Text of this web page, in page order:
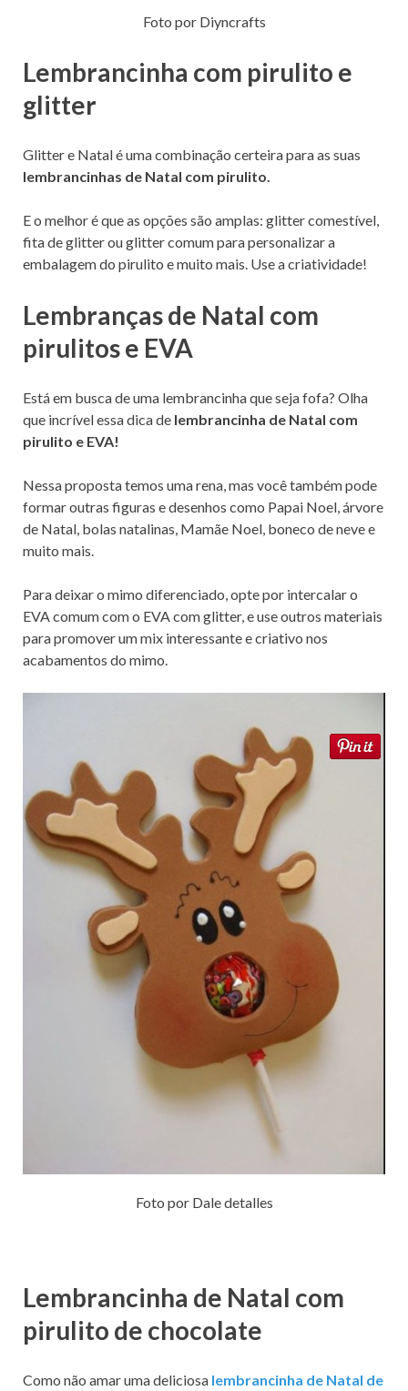
Foto por Diyncrafts
Lembrancinha com pirulito e
glitter
Glitter e Natal é uma combinação certeira para as suas
lembrancinhas de Natal com pirulito.
E o melhor é que as opções são amplas: glitter comestível,
fita de glitter ou glitter comum para personalizar a
embalagem do pirulito e muito mais. Use a criatividade!
Lembranças de Natal com
pirulitos e EVA
Está em busca de uma lembrancinha que seja fofa? Olha
que incrível essa dica de lembrancinha de Natal com
pirulito e EVA!
Nessa proposta temos uma rena, mas você também pode
formar outras figuras e desenhos como Papai Noel, árvore
de Natal, bolas natalinas, Mamãe Noel, boneco de neve e
muito mais.
Para deixar o mimo diferenciado, opte por intercalar o
EVA comum com o EVA com glitter, e use outros materiais
para promover um mix interessante e criativo nos
acabamentos do mimo.
Foto por Dale detalles
Lembrancinha de Natal com
pirulito de chocolate
Como não amar uma deliciosa lembrancinha de Natal de